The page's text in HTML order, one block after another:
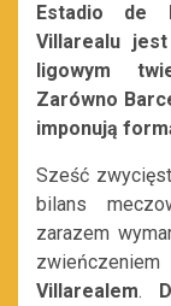
Estadio de
Villarealu
ligowym
Zarówno
imponują
Sześć
bilans
zarazem
Villarealem.